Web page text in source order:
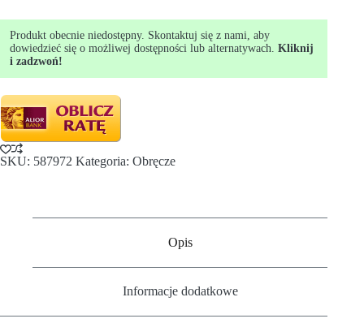
Produkt obecnie niedostępny. Skontaktuj się z nami, aby
dowiedzieć się o możliwej dostępności lub alternatywach. Kliknij
i zadzwoń!
SKU: 587972 Kategoria: Obręcze
Opis
Informacje dodatkowe